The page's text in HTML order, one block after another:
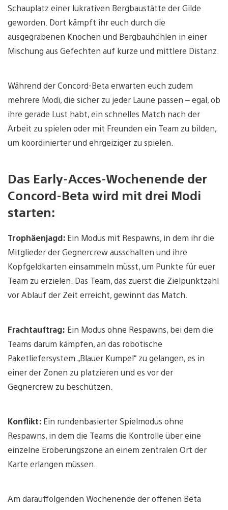
Schauplatz einer lukrativen Bergbaustätte der Gilde
geworden. Dort kämpft ihr euch durch die
ausgegrabenen Knochen und Bergbauhöhlen in einer
Mischung aus Gefechten auf kurze und mittlere Distanz.
Während der Concord-Beta erwarten euch zudem
mehrere Modi, die sicher zu jeder Laune passen – egal, ob
ihre gerade Lust habt, ein schnelles Match nach der
Arbeit zu spielen oder mit Freunden ein Team zu bilden,
um koordinierter und ehrgeiziger zu spielen.
Das Early-Acces-Wochenende der
Concord-Beta wird mit drei Modi
starten:
Trophäenjagd: Ein Modus mit Respawns, in dem ihr die
Mitglieder der Gegnercrew ausschalten und ihre
Kopfgeldkarten einsammeln müsst, um Punkte für euer
Team zu erzielen. Das Team, das zuerst die Zielpunktzahl
vor Ablauf der Zeit erreicht, gewinnt das Match.
Frachtauftrag: Ein Modus ohne Respawns, bei dem die
Teams darum kämpfen, an das robotische
Paketliefersystem „Blauer Kumpel“ zu gelangen, es in
einer der Zonen zu platzieren und es vor der
Gegnercrew zu beschützen.
Konflikt: Ein rundenbasierter Spielmodus ohne
Respawns, in dem die Teams die Kontrolle über eine
einzelne Eroberungszone an einem zentralen Ort der
Karte erlangen müssen.
Am darauffolgenden Wochenende der offenen Beta